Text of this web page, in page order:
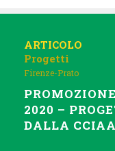
ARTICOLO
Progetti
Firenze-Prato
2020 –
DALLA